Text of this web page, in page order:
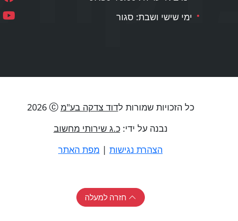
ימי שישי ושבת: סגור
כל הזכויות שמורות לדוד צדקה בע"מ
2026
נבנה על ידי:כ.ג שירותי מחשוב
הצהרת נגישות | מפת האתר
חזרה למעלה